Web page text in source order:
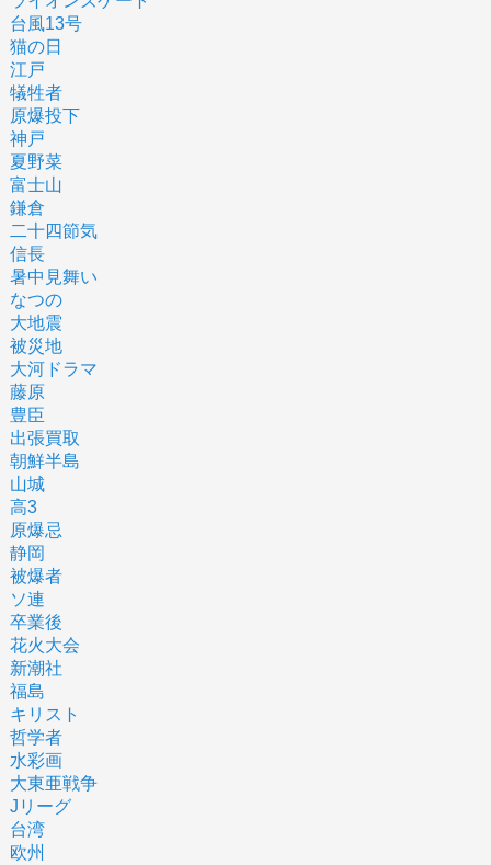
台風13号
猫の日
江戸
犠牲者
原爆投下
神戸
夏野菜
富士山
鎌倉
二十四節気
信長
暑中見舞い
なつの
大地震
被災地
大河ドラマ
藤原
豊臣
出張買取
朝鮮半島
山城
高3
原爆忌
静岡
被爆者
ソ連
卒業後
花火大会
新潮社
福島
キリスト
哲学者
水彩画
大東亜戦争
Jリーグ
台湾
欧州